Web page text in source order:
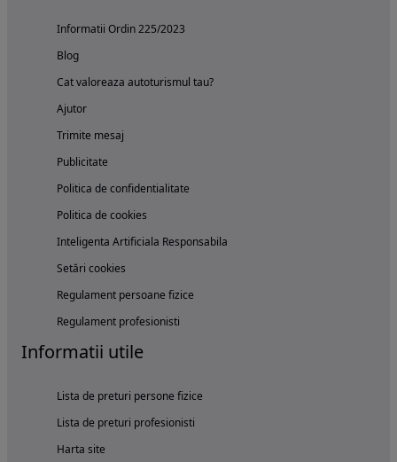
Informatii Ordin 225/2023
Blog
Cat valoreaza autoturismul tau?
Ajutor
Trimite mesaj
Publicitate
Politica de confidentialitate
Politica de cookies
Inteligenta Artificiala Responsabila
Setări cookies
Regulament persoane fizice
Regulament profesionisti
Informatii utile
Lista de preturi persone fizice
Lista de preturi profesionisti
Harta site